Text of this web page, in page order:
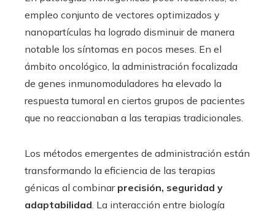
empleo conjunto de vectores optimizados y
nanopartículas ha logrado disminuir de manera
notable los síntomas en pocos meses. En el
ámbito oncológico, la administración focalizada
de genes inmunomoduladores ha elevado la
respuesta tumoral en ciertos grupos de pacientes
que no reaccionaban a las terapias tradicionales.
Los métodos emergentes de administración están
transformando la eficiencia de las terapias
génicas al combinar precisión, seguridad y
adaptabilidad. La interacción entre biología